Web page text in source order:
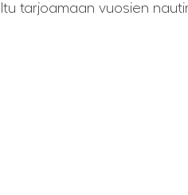
tarjoamaan vuosien